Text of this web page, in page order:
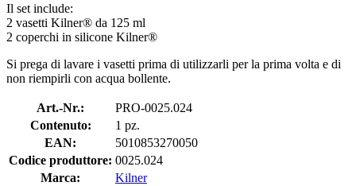
Il set include:
2 vasetti Kilner® da 125 ml
2 coperchi in silicone Kilner®
Si prega di lavare i vasetti prima di utilizzarli per la prima volta e di
non riempirli con acqua bollente.
Art.-Nr.:
PRO-0025.024
Contenuto:
1 pz.
EAN:
5010853270050
Codice produttore: 0025.024
Marca:
Kilner